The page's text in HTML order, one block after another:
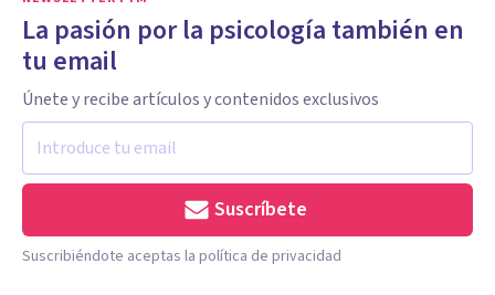
La pasión por la psicología también en
tu email
Únete y recibe artículos y contenidos exclusivos
Suscríbete
Suscribiéndote aceptas la política de privacidad